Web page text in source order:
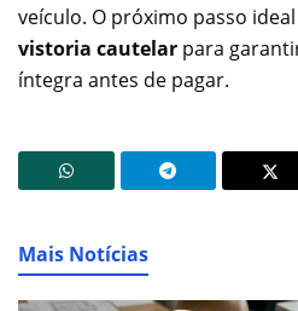
veículo. O próximo passo
vistoria cautelar para
íntegra antes de pagar.
Mais Notícias